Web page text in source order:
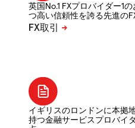
英国No.1 FXプロバイダー1
つ高い信頼性を誇る先進の
イギリスのロンドンに本拠
持つ金融サービスプロバイ